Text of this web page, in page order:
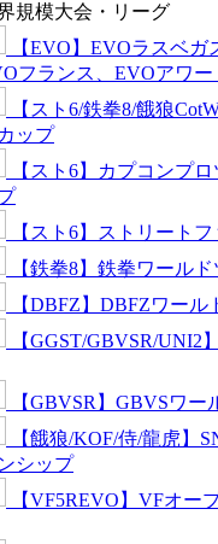
規模大会・リーグ
【EVO】EVOラスベガ
フランス、EVOアワー
【スト6/鉄拳8/餓狼
ップ
【スト6】カプコンプ
【スト6】ストリート
【鉄拳8】鉄拳ワールド
【DBFZ】DBFZワール
【GGST/GBVSR/UNI2
【GBVSR】GBVSワー
【餓狼/KOF/侍/龍虎】
シップ
【VF5REVO】VFオー